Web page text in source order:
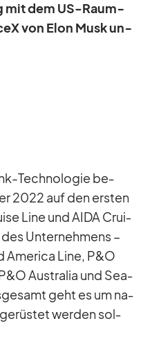
mit dem US-Raum­
von Elon Musk un­
Tech­no­lo­gie be­
2022 auf den ers­ten
Line und AIDA Crui­
Un­ter­neh­mens –
Ame­rica Line, P&O
Aus­tra­lia und Sea­
geht es um na­
wer­den sol­